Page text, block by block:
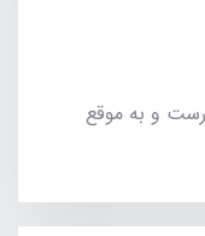
و به موقع